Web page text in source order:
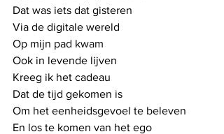
Dat was iets dat gisteren
Via de digitale wereld
Op mijn pad kwam
Ook in levende lijven
Kreeg ik het cadeau
Dat de tijd gekomen is
Om het eenheidsgevoel te beleven
En los te komen van het ego